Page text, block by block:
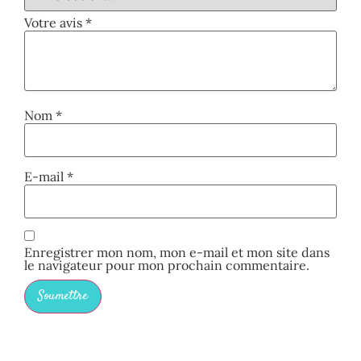
Votre avis *
Nom *
E-mail *
Enregistrer mon nom, mon e-mail et mon site dans
le navigateur pour mon prochain commentaire.